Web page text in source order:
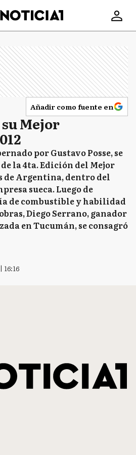
Añadir como fuente en
Mejor
por Gustavo Posse, se
la 4ta. Edición del Mejor
de Argentina, dentro del
sueca. Luego de
de combustible y habilidad
Diego Serrano, ganador
en Tucumán, se consagró